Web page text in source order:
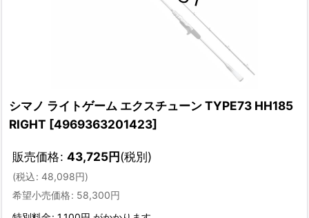
シマノ ライトゲーム エクスチューン TYPE73 HH185
RIGHT [4969363201423]
販売価格: 43,725円(税別)
(税込: 48,098円)
希望小売価格: 58,300円